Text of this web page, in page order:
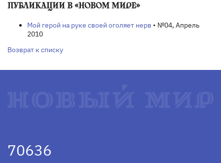
ПУБЛИКАЦИИ В «НОВОМ МИРЕ»
Мой герой на руке своей оголяет нерв • №04, Апрель
2010
Возврат к списку
70636